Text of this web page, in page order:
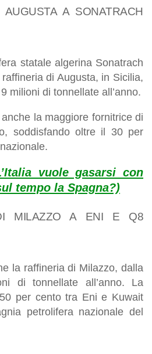
A SONATRACH
statale algerina Sonatrach
di Augusta, in Sicilia,
milioni di tonnellate all’anno.
anche la maggiore fornitrice di
soddisfando oltre il 30 per
vuole gasarsi con
tempo la Spagna?)
MILAZZO A ENI E Q8
la raffineria di Milazzo, dalla
di tonnellate all’anno. La
per cento tra Eni e Kuwait
petrolifera nazionale del